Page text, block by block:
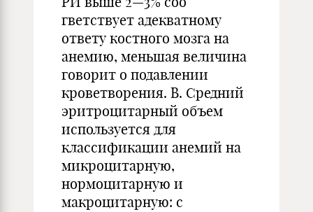
гветствует адекватному
ответу костного мозга на
анемию, меньшая величина
говорит о подавлении
кроветворения. В. Средний
эритроцитарный объем
используется для
классификации анемий на
микроцитарную,
нормоцитарную и
макроцитарную: с